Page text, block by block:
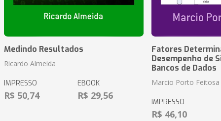
Medindo Resultados
Ricardo Almeida
IMPRESSO
R$ 50,74
EBOOK
R$ 29,56
Fatores
Desempenho de
Bancos de Dados
Marcio Porto Feitosa
IMPRESSO
R$ 46,10